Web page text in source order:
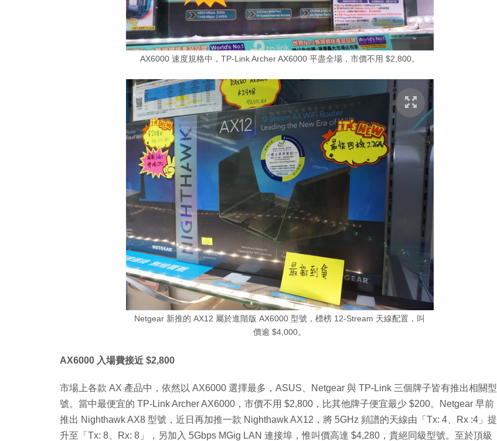
AX6000 速度規格中，TP-Link Archer AX6000 平盡全場，市價不用 $2,800。
Netgear 新推的 AX12 屬於進階版 AX6000 型號，標榜 12-Stream 天線配置，叫
價逾 $4,000。
AX6000 入場費接近 $2,800
市場上各款 AX 產品中，依然以 AX6000 選擇最多，ASUS、Netgear 與 TP-Link 三個牌子皆有推出相關型
號。當中最便宜的 TP-Link Archer AX6000，市價不用 $2,800，比其他牌子便宜最少 $200。Netgear 早前
推出 Nighthawk AX8 型號，近日再加推一款 Nighthawk AX12，將 5GHz 頻譜的天線由「Tx: 4、Rx :4」提
升至「Tx: 8、Rx: 8」，另加入 5Gbps MGig LAN 連接埠，惟叫價高達 $4,280，貴絕同級型號。至於頂級